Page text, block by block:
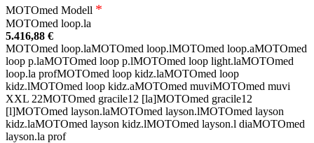
MOTOmed Modell *
MOTOmed loop.la
5.416,88 €
MOTOmed loop.laMOTOmed loop.lMOTOmed loop.aMOTOmed
loop p.laMOTOmed loop p.lMOTOmed loop light.laMOTOmed
loop.la profMOTOmed loop kidz.laMOTOmed loop
kidz.lMOTOmed loop kidz.aMOTOmed muviMOTOmed muvi
XXL 22MOTOmed gracile12 [la]MOTOmed gracile12
[l]MOTOmed layson.laMOTOmed layson.lMOTOmed layson
kidz.laMOTOmed layson kidz.lMOTOmed layson.l diaMOTOmed
layson.la prof